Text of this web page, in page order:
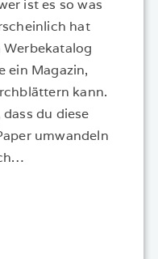
ist es so was
hat
ein Magazin,
kann.
du diese
umwandeln